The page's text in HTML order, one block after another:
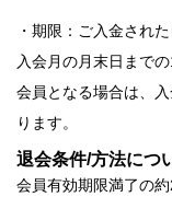
・期限：ご入金され
入会月の月末日まで
会員となる場合は、
ります。
退会条件/方法につ
会員有効期限満了の